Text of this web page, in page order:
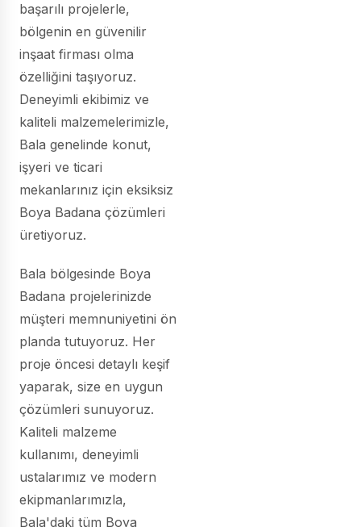
başarılı projelerle,
bölgenin en güvenilir
inşaat firması olma
özelliğini taşıyoruz.
Deneyimli ekibimiz ve
kaliteli malzemelerimizle,
Bala genelinde konut,
işyeri ve ticari
mekanlarınız için eksiksiz
Boya Badana çözümleri
üretiyoruz.
Bala bölgesinde Boya
Badana projelerinizde
müşteri memnuniyetini ön
planda tutuyoruz. Her
proje öncesi detaylı keşif
yaparak, size en uygun
çözümleri sunuyoruz.
Kaliteli malzeme
kullanımı, deneyimli
ustalarımız ve modern
ekipmanlarımızla,
Bala'daki tüm Boya